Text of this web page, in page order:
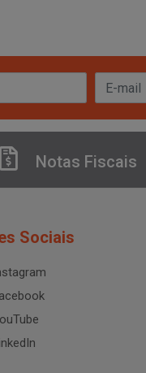
Notas Fiscais
Sociais